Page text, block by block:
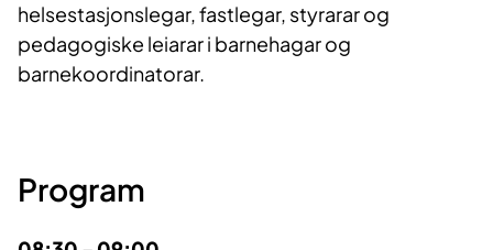
helsestasjonslegar, fastlegar, styrarar og
pedagogiske leiarar i barnehagar og
barnekoordinatorar.
Program